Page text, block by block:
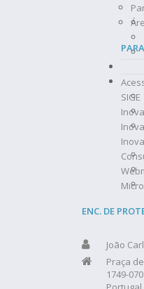
SIGE
ENC. DE
João
Praça
1749-